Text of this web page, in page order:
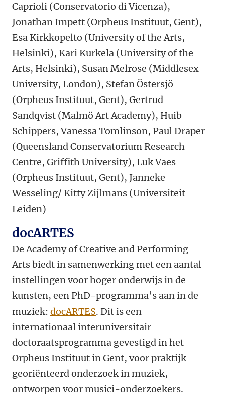
Caprioli (Conservatorio di Vicenza),
Jonathan Impett (Orpheus Instituut, Gent),
Esa Kirkkopelto (University of the Arts,
Helsinki), Kari Kurkela (University of the
Arts, Helsinki), Susan Melrose (Middlesex
University, London), Stefan Östersjö
(Orpheus Instituut, Gent), Gertrud
Sandqvist (Malmö Art Academy), Huib
Schippers, Vanessa Tomlinson, Paul Draper
(Queensland Conservatorium Research
Centre, Griffith University), Luk Vaes
(Orpheus Instituut, Gent), Janneke
Wesseling/ Kitty Zijlmans (Universiteit
Leiden)
docARTES
De Academy of Creative and Performing
Arts biedt in samenwerking met een aantal
instellingen voor hoger onderwijs in de
kunsten, een PhD-programma’s aan in de
muziek: docARTES. Dit is een
internationaal interuniversitair
doctoraatsprogramma gevestigd in het
Orpheus Instituut in Gent, voor praktijk
georiënteerd onderzoek in muziek,
ontworpen voor musici-onderzoekers.